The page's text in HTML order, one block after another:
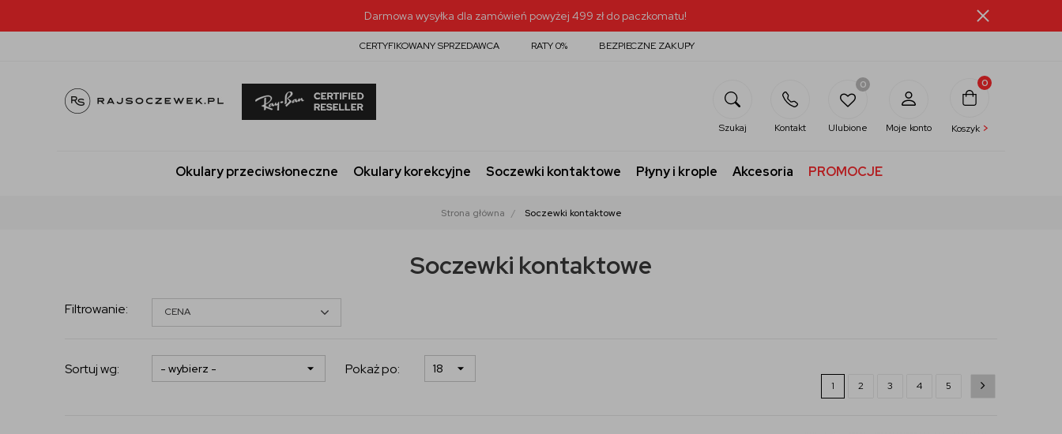
Darmowa wysyłka dla zamówień powyżej 499 zł do paczkomatu!
CERTYFIKOWANY SPRZEDAWCA RATY 0% BEZPIECZNE ZAKUPY
Szukaj Kontakt
0
Ulubione Moje konto
0
Koszyk >
Okulary przeciwsłoneczne Okulary korekcyjne Soczewki kontaktowe Płyny i krople Akcesoria PROMOCJE
Strona główna Soczewki kontaktowe
Soczewki kontaktowe
Filtrowanie: CENA
Sortuj wg: Pokaż po:
1 2 3 4 5